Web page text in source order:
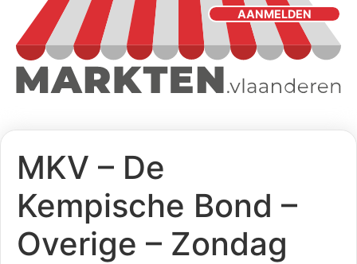
AANMELDEN
MKV – De
Kempische Bond –
Overige – Zondag